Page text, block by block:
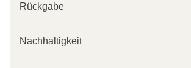
Rückgabe
Nachhaltigkeit